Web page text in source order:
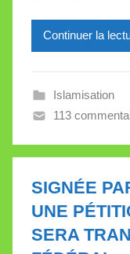
Continuer la
Islamisation
113
SIGNÉE
UNE
SERA